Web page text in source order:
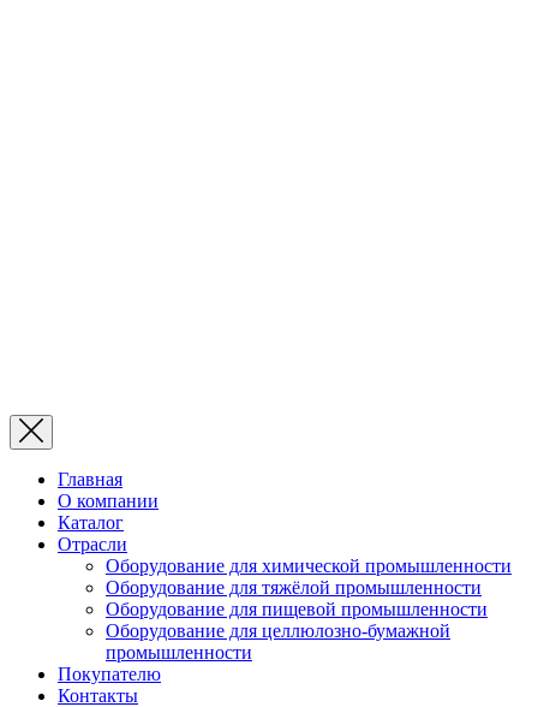
Главная
О компании
Каталог
Отрасли
Оборудование для химической промышленности
Оборудование для тяжёлой промышленности
Оборудование для пищевой промышленности
Оборудование для целлюлозно-бумажной
промышленности
Покупателю
Контакты